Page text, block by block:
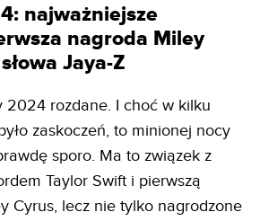
najważniejsze
nagroda Miley
Jaya-Z
2024 rozdane. I choć w kilku
zaskoczeń, to minionej nocy
sporo. Ma to związek z
Taylor Swift i pierwszą
Cyrus, lecz nie tylko nagrodzone